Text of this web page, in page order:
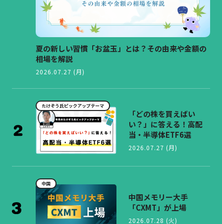
夏の新しい習慣「お盆玉」とは？その由来や金額の
相場を解説
2026.07.27 (月)
たけぞう氏ピックアップテーマ
「どの株を買えばい
い？」に答える！高配
当・半導体ETF6選
2026.07.27 (月)
中国
中国メモリー大手
「CXMT」が上場
2026.07.28 (火)